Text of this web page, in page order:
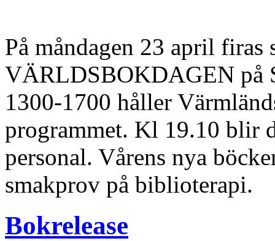
På måndagen 23 april firas
VÄRLDSBOKDAGEN på
1300-1700 håller
programmet. Kl 19.10 blir
personal. Vårens nya
smakprov på biblioterapi.
Bokrelease